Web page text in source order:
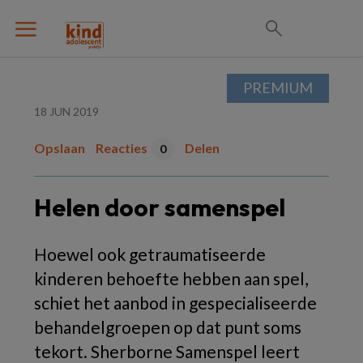
18 JUN 2019
Opslaan Reacties 0 Delen
Helen door samenspel
Hoewel ook getraumatiseerde
kinderen behoefte hebben aan spel,
schiet het aanbod in gespecialiseerde
behandelgroepen op dat punt soms
tekort. Sherborne Samenspel leert
PREMIUM